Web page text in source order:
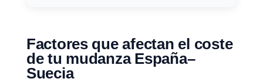
Factores que afectan el coste
de tu mudanza España–
Suecia